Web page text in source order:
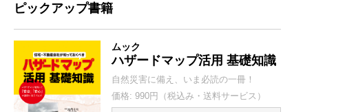
ピックアップ書籍
ムック
ハザードマップ活用 基礎知識
自然災害に備え、いま必読の一冊！
価格: 990円（税込み・送料サービス）